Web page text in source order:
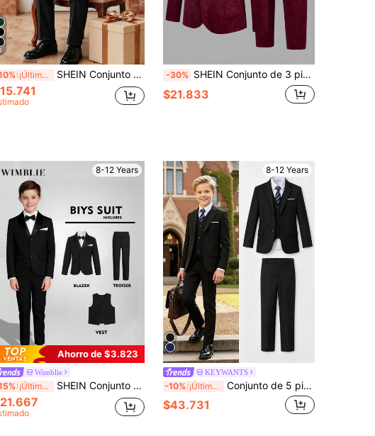
¡Últimos 3 días SHEIN Conjunto de 2 piezas/set de chaqueta blazer con solapa clásica y pantalones negros de moda para niños, preadolescentes y niños pequeños, atuendo formal de caballero, estilo preppy elegante vintage clásico casual, adecuado para primavera, verano, otoño e invierno, boda, regreso a la escuela, fiesta, celebración, festival, Navidad, Halloween, traje para niños pequeños -30% SHEIN Conjunto de 3 piezas de traje de caballero rojo y negro para niños, chaqueta de blazer de manga larga burdeos y pantalones, cómodo y versátil, estilo clásico retro, elegante y británico, adecuado para otoño/invierno, interior, exterior, diario, deportes, fiesta, sesión de fotos, vacaciones, boda
$21.833
8-12 Years
Ahorro de $3.823
Wimblie
¡Últimos 3 días SHEIN Conjunto de 3 piezas para niño preadolescente estilo caballero: chaleco + chaqueta blazer + pantalones + corbata, atuendo formal para fiesta de cumpleaños, boda, graduación, aniversario, bautizo
8-12 Years
KEYWANTS
-10% ¡Últimos 3 días Conjunto de 5 piezas para niños de 6 a 16 años, traje formal de esmoquin para niños pequeños, incluye chaqueta, chaleco, pantalones, camisa y corbata, adecuado para bodas y ocasiones formales
$43.731